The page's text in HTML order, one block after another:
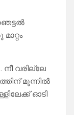
വരില്ലേ
മുന്നിൽ
ഓടി